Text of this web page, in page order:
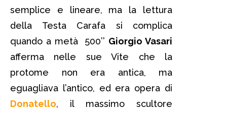
semplice e lineare, ma la lettura
della Testa Carafa si complica
quando a metà 500’’ Giorgio Vasari
afferma nelle sue Vite che la
protome non era antica, ma
eguagliava l’antico, ed era opera di
Donatello, il massimo scultore